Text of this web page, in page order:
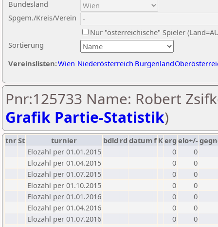
Sortierung
Bundesland
Spgem./Kreis/Verein
Nur "österreichische" Spieler
Vereinslisten:Wien Niederösterreich Burgenland
Pnr:125733 Name: Robert
Grafik Partie-Statistik)
tnrSt turnier bdld rd datumf Kerg elo+/-
Elozahl per 01.01.2015
0
0
Elozahl per 01.04.2015
0
0
Elozahl per 01.07.2015
0
0
Elozahl per 01.10.2015
0
0
Elozahl per 01.01.2016
0
0
Elozahl per 01.04.2016
0
0
Elozahl per 01.07.2016
0
0